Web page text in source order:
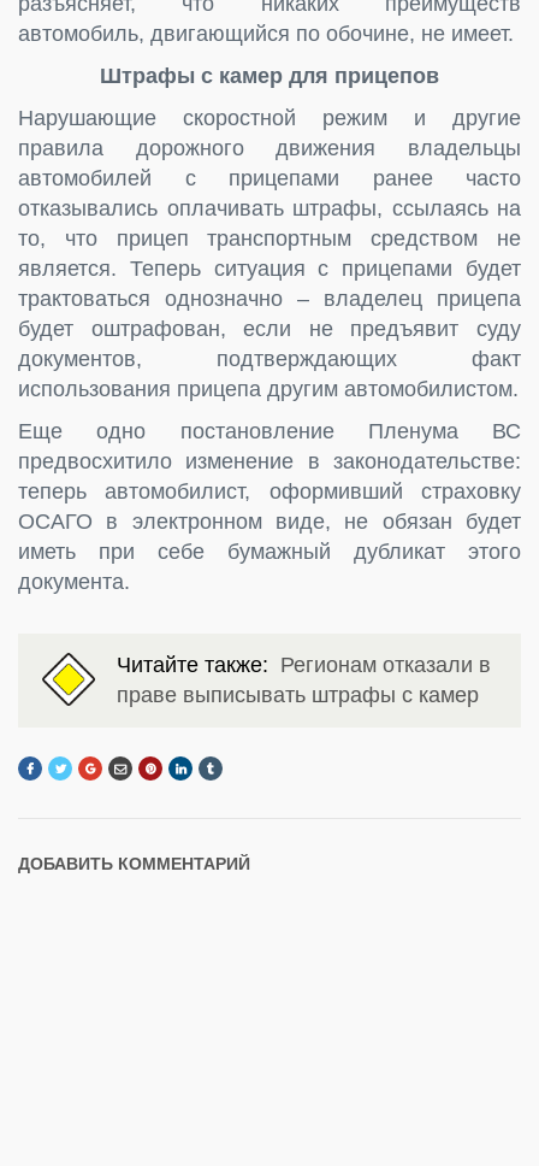
автомобиль, двигающийся по обочине, не имеет.
Штрафы с камер для прицепов
Нарушающие скоростной режим и другие
правила дорожного движения владельцы
автомобилей с прицепами ранее часто
отказывались оплачивать штрафы, ссылаясь на
то, что прицеп транспортным средством не
является. Теперь ситуация с прицепами будет
трактоваться однозначно – владелец прицепа
будет оштрафован, если не предъявит суду
документов, подтверждающих факт
использования прицепа другим автомобилистом.
Еще одно постановление Пленума ВС
предвосхитило изменение в законодательстве:
теперь автомобилист, оформивший страховку
ОСАГО в электронном виде, не обязан будет
иметь при себе бумажный дубликат этого
документа.
Читайте также: Регионам отказали в
праве выписывать штрафы с камер
ДОБАВИТЬ КОММЕНТАРИЙ